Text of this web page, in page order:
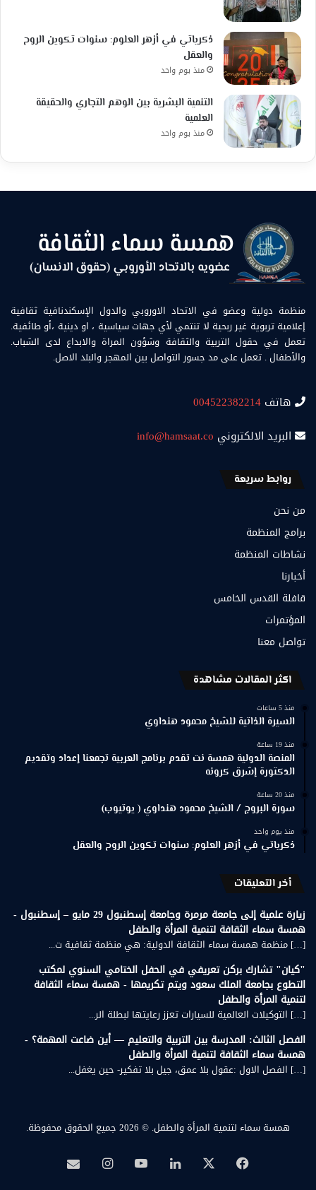
ذكرياتي في أزهر العلوم: سنوات تكوين الروح
والعقل
منذ يوم واحد
التنمية البشرية بين الوهم التجاري والحقيقة
العلمية
منذ يوم واحد
منظمة دولية وعضو في الاتحاد الاوروبي والدول الإسكندنافية ثقافية
إعلامية تربوية غير ربحية لا تنتمي لأي جهات سياسية ، او دينية ،أو طائفية.
تعمل في حقول التربية والثقافة وشؤون المراة والابداع لدى الشباب.
والأطفال . تعمل على مد جسور التواصل بين المهجر والبلد الاصل.
هاتف 004522382214
البريد الالكتروني info@hamsaat.co
روابط سريعة
من نحن
برامج المنظمة
نشاطات المنظمة
أخبارنا
قافلة القدس الخامس
المؤتمرات
تواصل معنا
اكثر المقالات مشاهدة
منذ 5 ساعات
السيرة الذاتية للشيخ محمود هنداوي
منذ 19 ساعة
المنصة الدولية همسة نت تقدم برنامج العربية تجمعنا إعداد وتقديم
الدكتورة إشرق كرونه
منذ 20 ساعة
سورة البروج / الشيخ محمود هنداوي ( يوتيوب)
منذ يوم واحد
ذكرياتي في أزهر العلوم: سنوات تكوين الروح والعقل
أخر التعليقات
زيارة علمية إلى جامعة مرمرة وجامعة إسطنبول 29 مايو – إسطنبول -
همسة سماء الثقافة لتنمية المرأة والطفل
[…] منظمة همسة سماء الثقافة الدولية: هي منظمة ثقافية ت...
"كيان" تشارك بركن تعريفي في الحفل الختامي السنوي لمكتب
التطوع بجامعة الملك سعود ويتم تكريمها - همسة سماء الثقافة
لتنمية المرأة والطفل
[…] التوكيلات العالمية للسيارات تعزز رعايتها لبطلة الر...
الفصل الثالث: المدرسة بين التربية والتعليم — أين ضاعت المهمة؟ -
همسة سماء الثقافة لتنمية المرأة والطفل
[…] الفصل الاول :عقول بلا عمق، جيل بلا تفكير- حين يغفل...
همسة سماء لتنمية المرأة والطفل. © 2026 جميع الحقوق محفوظة.
فيسبوك لينكدإن‫YouTubeانستقرامبريد